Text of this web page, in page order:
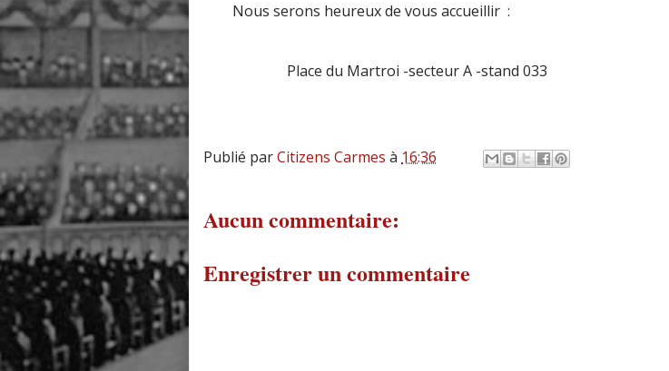
Nous serons heureux de vous accueillir :
Place du Martroi -secteur A -stand 033
Publié parCitizens Carmes à 16:36
Aucun commentaire:
Enregistrer un commentaire